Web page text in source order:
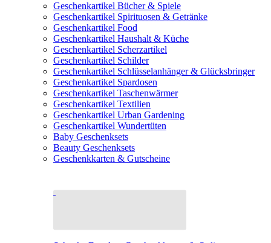
Geschenkartikel Bücher & Spiele
Geschenkartikel Spirituosen & Getränke
Geschenkartikel Food
Geschenkartikel Haushalt & Küche
Geschenkartikel Scherzartikel
Geschenkartikel Schilder
Geschenkartikel Schlüsselanhänger & Glücksbringer
Geschenkartikel Spardosen
Geschenkartikel Taschenwärmer
Geschenkartikel Textilien
Geschenkartikel Urban Gardening
Geschenkartikel Wundertüten
Baby Geschenksets
Beauty Geschenksets
Geschenkkarten & Gutscheine